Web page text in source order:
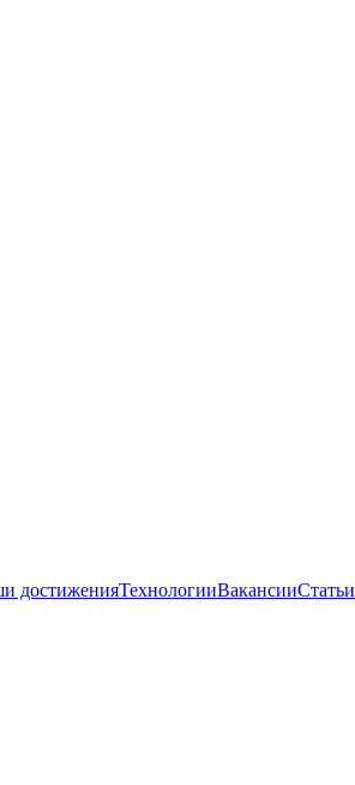
достиженияТехнологииВакансииСтатьи